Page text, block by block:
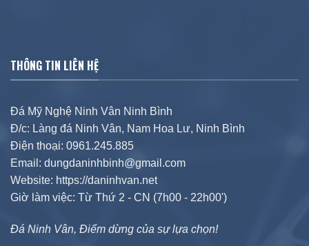
THÔNG TIN LIÊN HỆ
Đá Mỹ Nghệ Ninh Vân Ninh Bình
Đ/c: Làng đá Ninh Vân, Nam Hoa Lư, Ninh Bình
Điện thoại: 0961.245.885
Email: dungdaninhbinh@gmail.com
Website: https://daninhvan.net
Giờ làm việc: Từ Thứ 2 - CN (7h00 - 22h00')
Đá Ninh Vân, Điểm dừng của sự lựa chọn!